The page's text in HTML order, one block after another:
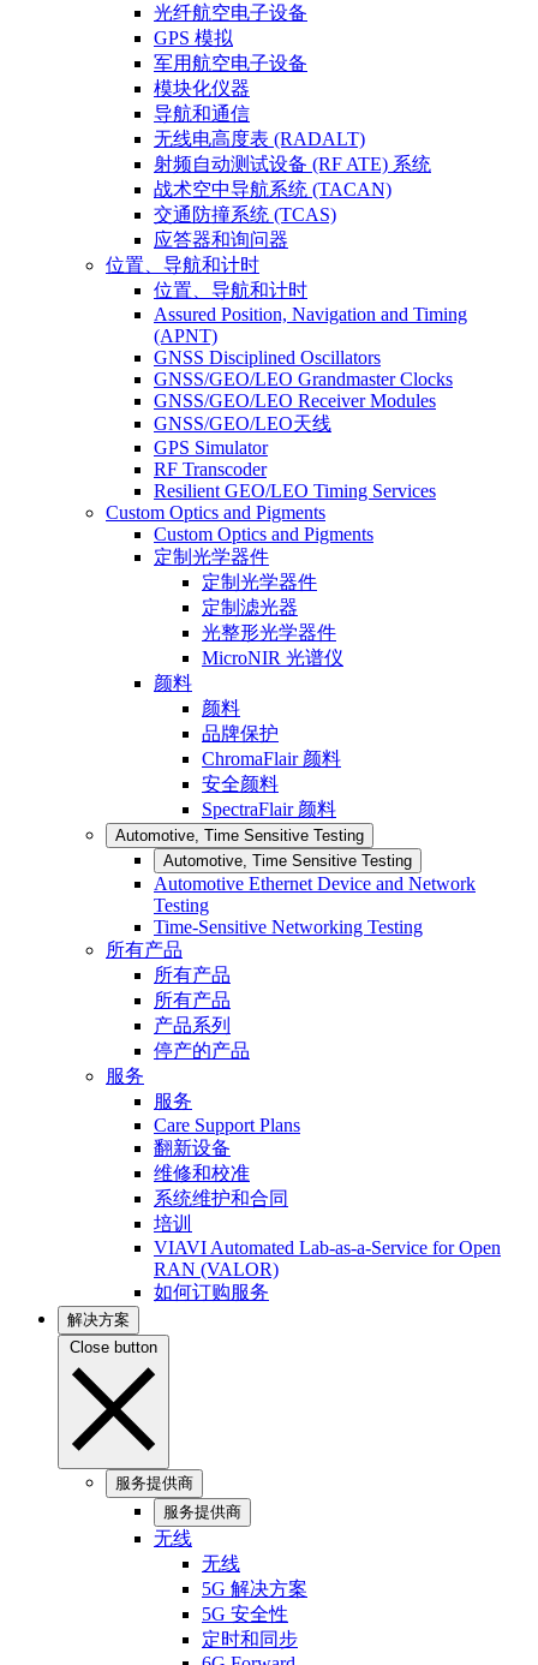
光纤航空电子设备
GPS 模拟
军用航空电子设备
模块化仪器
导航和通信
无线电高度表 (RADALT)
射频自动测试设备 (RF ATE) 系统
战术空中导航系统 (TACAN)
交通防撞系统 (TCAS)
应答器和询问器
位置、导航和计时
位置、导航和计时
Assured Position, Navigation and Timing
(APNT)
GNSS Disciplined Oscillators
GNSS/GEO/LEO Grandmaster Clocks
GNSS/GEO/LEO Receiver Modules
GNSS/GEO/LEO天线
GPS Simulator
RF Transcoder
Resilient GEO/LEO Timing Services
Custom Optics and Pigments
Custom Optics and Pigments
定制光学器件
定制光学器件
定制滤光器
光整形光学器件
MicroNIR 光谱仪
颜料
颜料
品牌保护
ChromaFlair 颜料
安全颜料
SpectraFlair 颜料
Automotive, Time Sensitive Testing
Automotive, Time Sensitive Testing
Automotive Ethernet Device and Network
Testing
Time-Sensitive Networking Testing
所有产品
所有产品
所有产品
产品系列
停产的产品
服务
服务
Care Support Plans
翻新设备
维修和校准
系统维护和合同
培训
VIAVI Automated Lab-as-a-Service for Open
RAN (VALOR)
如何订购服务
解决方案
Close button
服务提供商
服务提供商
无线
无线
5G 解决方案
5G 安全性
定时和同步